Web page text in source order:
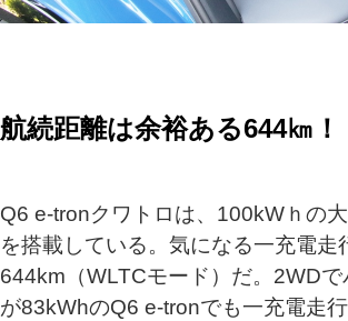
航続距離は余裕ある644㎞！
Q6 e-tronクワトロは、100kWｈの
を搭載している。気になる一充電走
644km（WLTCモード）だ。2WD
が83kWhのQ6 e-tronでも一充電走